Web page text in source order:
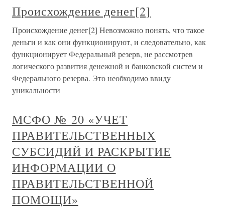
Происхождение денег[2]
Происхождение денег[2] Невозможно понять, что такое
деньги и как они функционируют, и следовательно, как
функ­ционирует Федеральный резерв, не рассмотрев
логиче­ского развития денежной и банковской систем и
Феде­рального резерва. Это необходимо ввиду
уникальности
МСФО № 20 «УЧЕТ
ПРАВИТЕЛЬСТВЕННЫХ
СУБСИДИЙ И РАСКРЫТИЕ
ИНФОРМАЦИИ О
ПРАВИТЕЛЬСТВЕННОЙ
ПОМОЩИ»